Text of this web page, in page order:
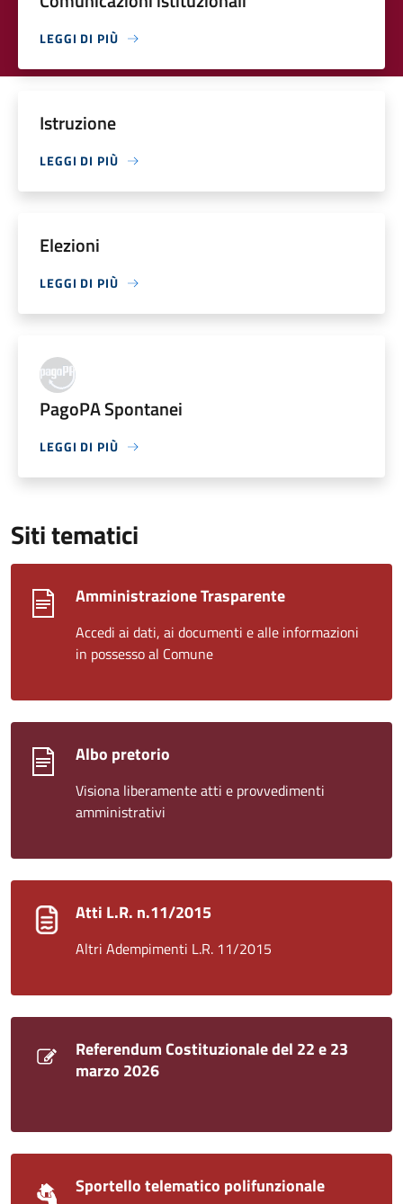
LEGGI DI PIÙ
Istruzione
LEGGI DI PIÙ
Elezioni
LEGGI DI PIÙ
PagoPA Spontanei
LEGGI DI PIÙ
Siti tematici
Amministrazione Trasparente
Accedi ai dati, ai documenti e alle informazioni
in possesso al Comune
Albo pretorio
Visiona liberamente atti e provvedimenti
amministrativi
Atti L.R. n.11/2015
Altri Adempimenti L.R. 11/2015
Referendum Costituzionale del 22 e 23
marzo 2026
Sportello telematico polifunzionale